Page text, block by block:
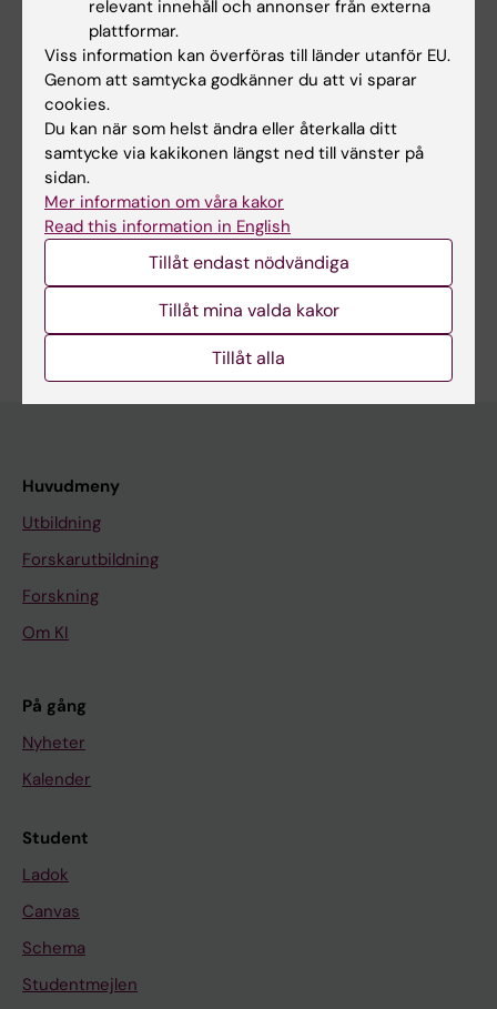
Dry Electrode-Based Fully Isolated EEG/fNIRS
Hybrid Brain-Monitoring System
Lee S; Shin Y; Kumar A; Kim M; Lee H-N
Forskningsområden:
Geriatrik
Neurovetenskaper
Radiologi och bildbehandling
Är du Minhee Kim?
Redigera din profil
Huvudmeny
Utbildning
Forskarutbildning
Forskning
Om KI
På gång
Nyheter
Kalender
Student
Ladok
Canvas
Schema
Studentmejlen
relevant innehåll och annonser från externa
plattformar.
Viss information kan överföras till länder utanför EU.
Genom att samtycka godkänner du att vi sparar
cookies.
Du kan när som helst ändra eller återkalla ditt
samtycke via kakikonen längst ned till vänster på
sidan.
Mer information om våra kakor
Read this information in English
Tillåt endast nödvändiga
Tillåt mina valda kakor
Tillåt alla